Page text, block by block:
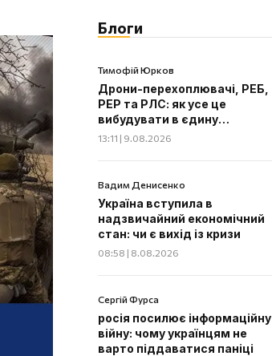
Блоги
Тимофій Юрков
Дрони-перехоплювачі, РЕБ,
РЕР та РЛС: як усе це
вибудувати в єдину
екосистему
13:11 | 9.08.2026
Вадим Денисенко
Україна вступила в
надзвичайний економічний
стан: чи є вихід із кризи
08:58 | 8.08.2026
Сергій Фурса
росія посилює інформаційну
війну: чому українцям не
варто піддаватися паніці